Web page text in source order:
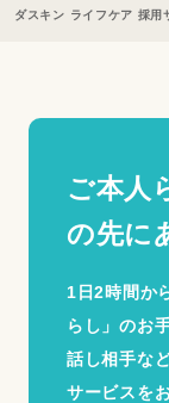
ダスキン ライフケア 採用
ご本人
の先に
1日2時間か
らし」のお
話し相手な
サービスを